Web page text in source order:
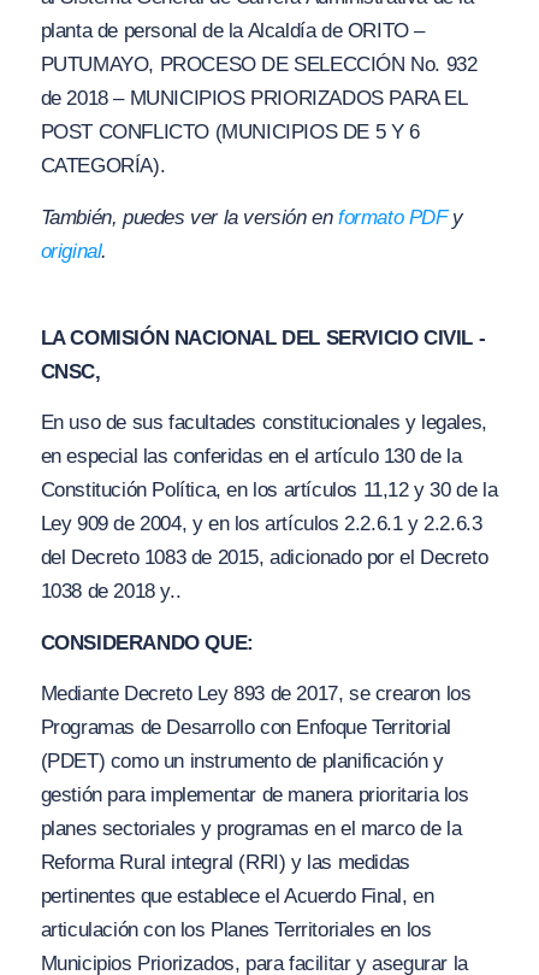
planta de personal de la Alcaldía de ORITO –
PUTUMAYO, PROCESO DE SELECCIÓN No. 932
de 2018 – MUNICIPIOS PRIORIZADOS PARA EL
POST CONFLICTO (MUNICIPIOS DE 5 Y 6
CATEGORÍA).
También, puedes ver la versión en formato PDFy
original.
LA COMISIÓN NACIONAL DEL SERVICIO CIVIL -
CNSC,
En uso de sus facultades constitucionales y legales,
en especial las conferidas en el artículo 130 de la
Constitución Política, en los artículos 11,12 y 30 de la
Ley 909 de 2004, y en los artículos 2.2.6.1 y 2.2.6.3
del Decreto 1083 de 2015, adicionado por el Decreto
1038 de 2018 y..
CONSIDERANDO QUE:
Mediante Decreto Ley 893 de 2017, se crearon los
Programas de Desarrollo con Enfoque Territorial
(PDET) como un instrumento de planificación y
gestión para implementar de manera prioritaria los
planes sectoriales y programas en el marco de la
Reforma Rural integral (RRI) y las medidas
pertinentes que establece el Acuerdo Final, en
articulación con los Planes Territoriales en los
Municipios Priorizados, para facilitar y asegurar la